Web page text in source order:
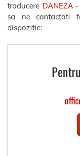
traducere DANEZA
sa ne contactati
dispozitie: